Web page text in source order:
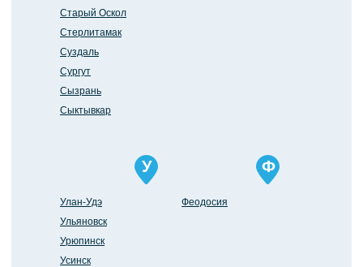
Старый Оскол
Стерлитамак
Суздаль
Сургут
Сызрань
Сыктывкар
У
Улан-Удэ
Ульяновск
Урюпинск
Усинск
Ф
Феодосия